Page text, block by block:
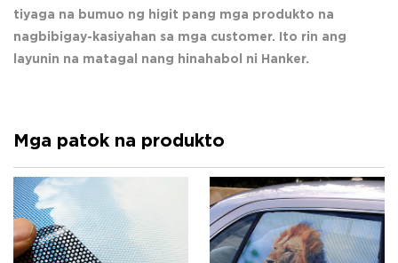
tiyaga na bumuo ng higit pang mga produkto na
nagbibigay-kasiyahan sa mga customer. Ito rin ang
layunin na matagal nang hinahabol ni Hanker.
Mga patok na produkto